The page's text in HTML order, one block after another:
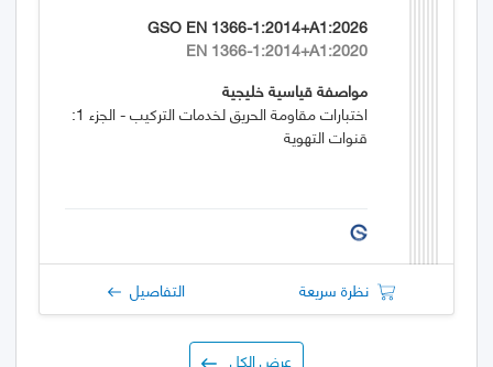
GSO EN 1366-1:2014+A1:2026
EN 1366-1:2014+A1:2020
مواصفة قياسية خليجية
اختبارات مقاومة الحريق لخدمات التركيب - الجزء 1:
قنوات التهوية
نظرة سريعة التفاصيل
عرض الكل